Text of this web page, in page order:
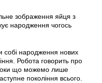
зображення яйця з
народження чогось
собі народження нових
Робота говорить про
що можемо лише
покоління всього.